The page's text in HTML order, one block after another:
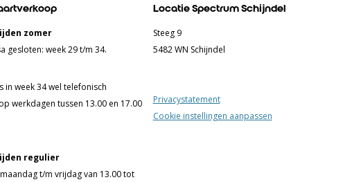
zomer
gesloten: week 29 t/m 34.
in week 34 wel telefonisch
werkdagen tussen 13.00 en 17.00
regulier
t/m vrijdag van 13.00 tot
Locatie Spectrum Schijndel
Steeg 9
5482 WN Schijndel
Privacystatement
Cookie instellingen aanpassen